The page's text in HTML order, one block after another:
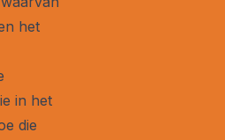
het
in het
die